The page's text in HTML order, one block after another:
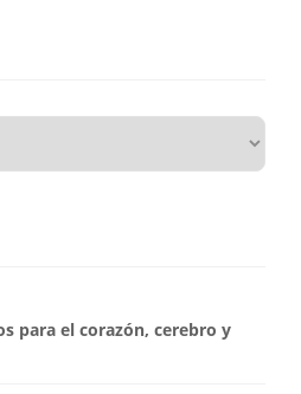
para el corazón, cerebro y